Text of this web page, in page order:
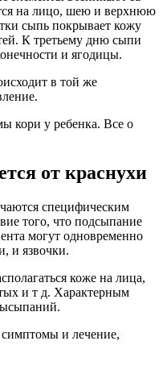
на лицо, шею и верхнюю
сыпь покрывает кожу
К третьему дню сыпи
и ягодицы.
в той же
кори у ребенка. Все о
от краснухи
специфическим
того, что подсыпание
могут одновременно
и язвочки.
коже на лица,
и т д. Характерным
симптомы и лечение,